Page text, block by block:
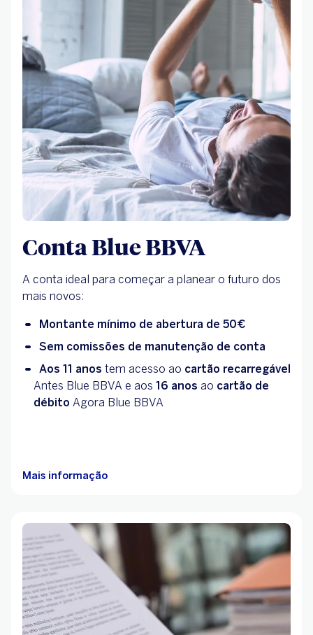
Conta Blue BBVA
A conta ideal para começar a planear o futuro dos
mais novos:
Montante mínimo de abertura de 50€
Sem comissões de manutenção de conta
Aos 11 anos tem acesso ao cartão recarregável
Antes Blue BBVA e aos 16 anos ao cartão de
débito Agora Blue BBVA
Mais informação